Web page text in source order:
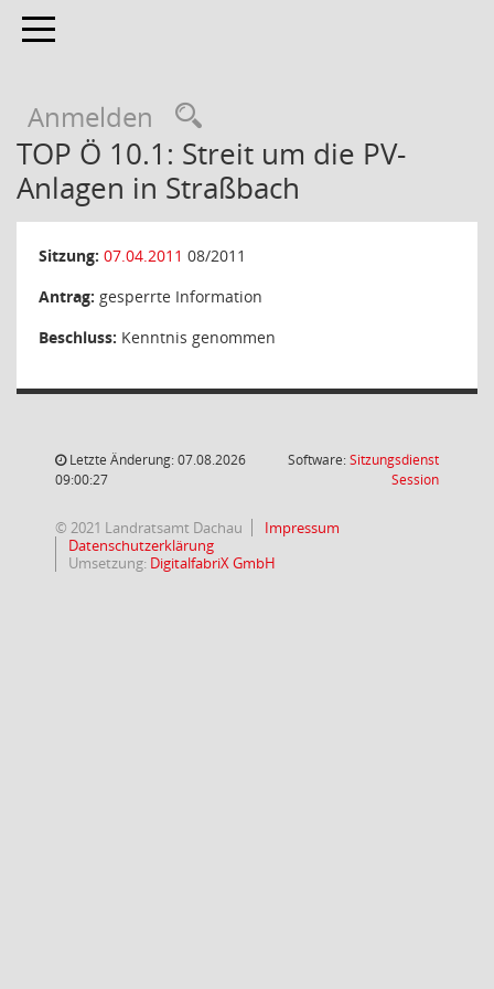
Toggle navigation
Anmelden
TOP Ö 10.1: Streit um die PV-
Anlagen in Straßbach
Sitzung: 07.04.2011 08/2011
Antrag: gesperrte Information
Beschluss: Kenntnis genommen
Letzte Änderung: 07.08.2026
09:00:27
Software:Sitzungsdienst
Session(Wird in
© 2021 Landratsamt Dachau
Impressum
Datenschutzerklärung
Umsetzung: DigitalfabriX GmbH